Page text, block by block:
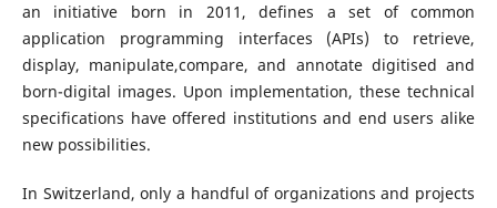
an initiative born in 2011, defines a set of common
application programming interfaces (APIs) to retrieve,
display, manipulate,compare, and annotate digitised and
born-digital images. Upon implementation, these technical
specifications have offered institutions and end users alike
new possibilities.
In Switzerland, only a handful of organizations and projects